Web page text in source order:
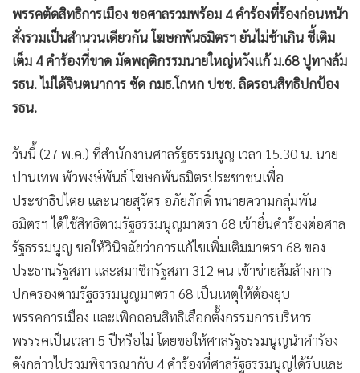
• ต่างประเทศ
• Special Scoop
• เศรษฐกิจ-ธุรกิจ
• จีน
• ชุมชน-คุณภาพชีวิต
• Motoring
• เกม
• วิทยาศาสตร์
• SMEs
หุ้น
อินโดจีน
กองทุนรวม
• Celeb Online
• Factcheck
พรรคตัดสิทธิการเมือง ขอศาลรวมพร้อม 4 คำร้องที่ร้องก่อนหน้า
สั่งรวมเป็นสำนวนเดียวกัน โฆษกพันธมิตรฯ ยันไม่ช้าเกิน ชี้เติม
เต็ม 4 คำร้องที่ขาด มัดพฤติกรรมนายใหญ่หวังแก้ ม.68 ปูทางล้ม
รธน. ไม่ได้จินตนาการ ซัด กมธ.โกหก ปชช. ลิดรอนสิทธิปกป้อง
รธน.
วันนี้ (27 พ.ค.) ที่สำนักงานศาลรัฐธรรมนูญ เวลา 15.30 น. นาย
ปานเทพ พัวพงษ์พันธ์ โฆษกพันธมิตรประชาชนเพื่อ
ประชาธิปไตย และนายสุวัตร อภัยภักดิ์ ทนายความกลุ่มพัน
ธมิตรฯ ได้ใช้สิทธิตามรัฐธรรมนูญมาตรา 68 เข้ายื่นคำร้องต่อศาล
รัฐธรรมนูญ ขอให้วินิจฉัยว่าการแก้ไขเพิ่มเติมมาตรา 68 ของ
ประธานรัฐสภา และสมาชิกรัฐสภา 312 คน เข้าข่ายล้มล้างการ
ปกครองตามรัฐธรรมนูญมาตรา 68 เป็นเหตุให้ต้องยุบ
พรรคการเมือง และเพิกถอนสิทธิเลือกตั้งกรรมการบริหาร
พรรรคเป็นเวลา 5 ปีหรือไม่ โดยขอให้ศาลรัฐธรรมนูญนำคำร้อง
ดังกล่าวไปรวมพิจารณากับ 4 คำร้องที่ศาลรัฐธรรมนูญได้รับและ